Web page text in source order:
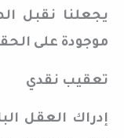
يجعلنا نقبل
موجودة على
تعقيب نقدي
إدراك العقل